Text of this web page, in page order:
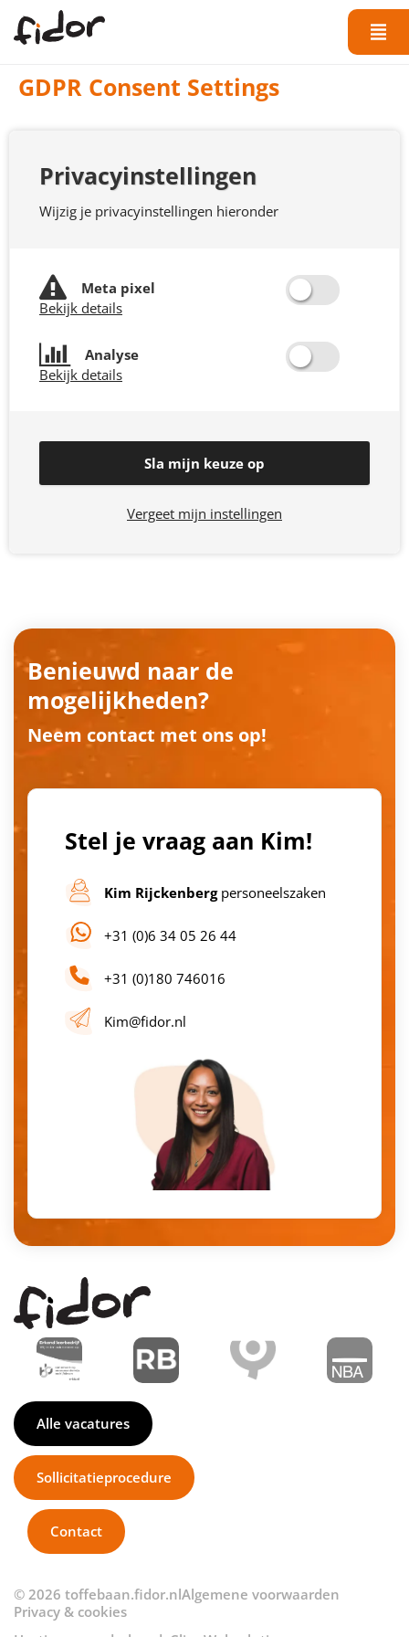
GDPR Consent Settings
Privacyinstellingen
Wijzig je privacyinstellingen hieronder
Meta pixel
Bekijk details
Analyse
Bekijk details
Sla mijn keuze op
Vergeet mijn instellingen
Benieuwd naar de
mogelijkheden?
Neem contact met ons op!
Stel je vraag aan Kim!
Kim Rijckenbergpersoneelszaken
+31 (0)6 34 05 26 44
+31 (0)180 746016
Kim@fidor.nl
Alle vacatures
Sollicitatieprocedure
Contact
© 2026 toffebaan.fidor.nlAlgemene voorwaarden
Privacy & cookies